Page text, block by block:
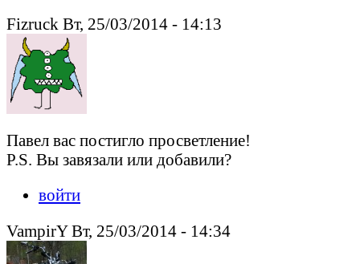
Fizruck Вт, 25/03/2014 - 14:13
Павел вас постигло просветление!
P.S. Вы завязали или добавили?
войти
VampirY Вт, 25/03/2014 - 14:34